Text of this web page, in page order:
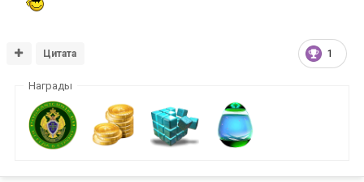
1
Цитата
Награды